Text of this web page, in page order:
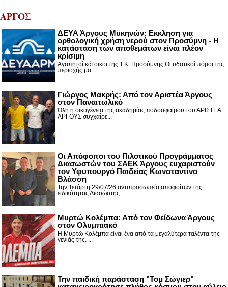
ΑΡΓΟΣ
ΔΕΥΑ Άργους Μυκηνών: Εκκληση για
ορθολογική χρήση νερού στον Προσύμνη - Η
κατάσταση των αποθεμάτων είναι πλέον
κρίσιμη
Αγαπητοί κάτοικοι της Τ.Κ. Προσύμνης,Οι υδατικοί πόροι της
περιοχής μα...
Γιώργος Μακρής: Από τον Αριστέα Άργους
στον Παναιτωλικό
Όλη η οικογένεια της ακαδημίας ποδοσφαίρου του ΑΡΙΣΤΕΑ
ΑΡΓΟΥΣ συγχαίρε...
Οι Απόφοιτοι του Πιλοτικού Προγράμματος
Διασωστών του ΣΑΕΚ Άργους ευχαριστούν
τον Υφυπουργό Παιδείας Κωνσταντίνο
Βλάσση
Την Τετάρτη 29/07/26 αντιπροσωπεία αποφοίτων της
ειδικότητας Διασώστης...
Μυρτώ Κολέμπα: Από τον Φείδωνα Άργους
στον Ολυμπιακό
Η Μυρτώ Κολέμπα είναι ένα από τα μεγαλύτερα ταλέντα της
γενιάς της. ...
Την παιδική παράσταση "Τομ Σώγιερ"